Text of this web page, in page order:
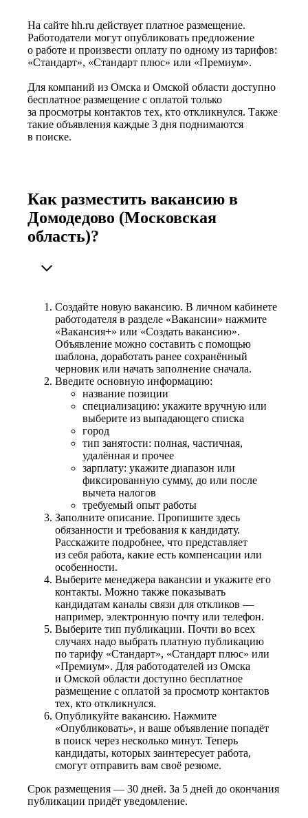
На сайте hh.ru действует платное размещение.
Работодатели могут опубликовать предложение
о работе и произвести оплату по одному из тарифов:
«Стандарт», «Стандарт плюс» или «Премиум».
Для компаний из Омска и Омской области доступно
бесплатное размещение с оплатой только
за просмотры контактов тех, кто откликнулся. Также
такие объявления каждые 3 дня поднимаются
в поиске.
Как разместить вакансию в
Домодедово (Московская
область)?
Создайте новую вакансию. В личном кабинете
работодателя в разделе «Вакансии» нажмите
«Вакансия+» или «Создать вакансию».
Объявление можно составить с помощью
шаблона, доработать ранее сохранённый
черновик или начать заполнение сначала.
Введите основную информацию:
название позиции
специализацию: укажите вручную или
выберите из выпадающего списка
город
тип занятости: полная, частичная,
удалённая и прочее
зарплату: укажите диапазон или
фиксированную сумму, до или после
вычета налогов
требуемый опыт работы
Заполните описание. Пропишите здесь
обязанности и требования к кандидату.
Расскажите подробнее, что представляет
из себя работа, какие есть компенсации или
особенности.
Выберите менеджера вакансии и укажите его
контакты. Можно также показывать
кандидатам каналы связи для откликов —
например, электронную почту или телефон.
Выберите тип публикации. Почти во всех
случаях надо выбрать платную публикацию
по тарифу «Стандарт», «Стандарт плюс» или
«Премиум». Для работодателей из Омска
и Омской области доступно бесплатное
размещение с оплатой за просмотр контактов
тех, кто откликнулся.
Опубликуйте вакансию. Нажмите
«Опубликовать», и ваше объявление попадёт
в поиск через несколько минут. Теперь
кандидаты, которых заинтересует работа,
смогут отправить вам своё резюме.
Срок размещения — 30 дней. За 5 дней до окончания
публикации придёт уведомление.